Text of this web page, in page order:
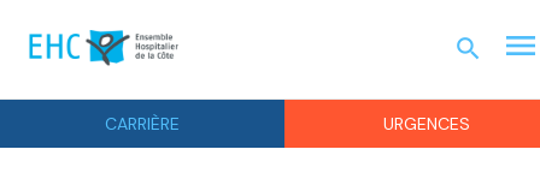
CARRIÈRE URGENCES
search menu